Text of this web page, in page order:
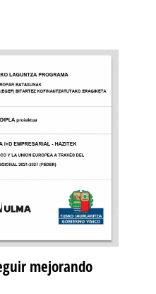
mejorando